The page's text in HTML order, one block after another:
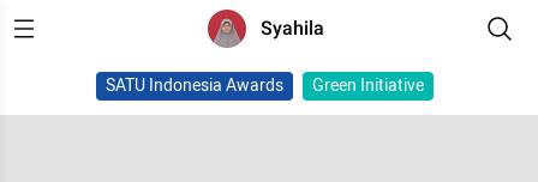
Syahila
SATU Indonesia Awards Green Initiative